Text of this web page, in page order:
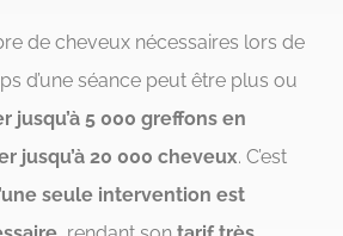
de cheveux nécessaires lors de
d’une séance peut être plus ou
jusqu’à 5 000 greffons en
jusqu’à 20 000 cheveux. C’est
seule intervention est